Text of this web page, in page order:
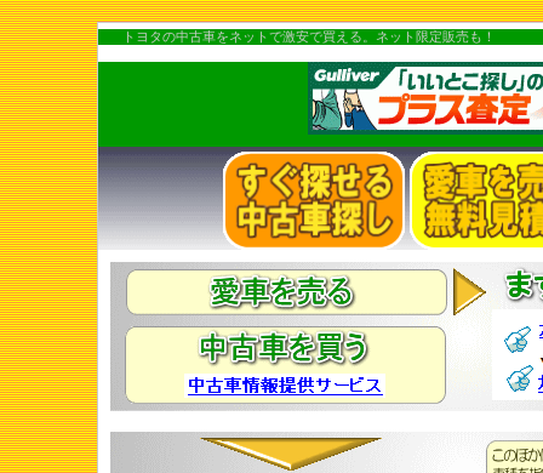
トヨタの中古車をネットで激安で買える。ネット限定販売も！